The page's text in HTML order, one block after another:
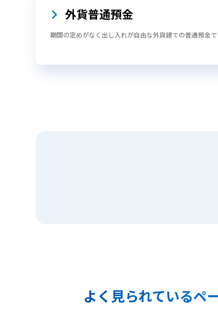
外貨普通預金
期間の定めがなく出し入れが自由な外貨建ての普通預金で
よく見られているペ